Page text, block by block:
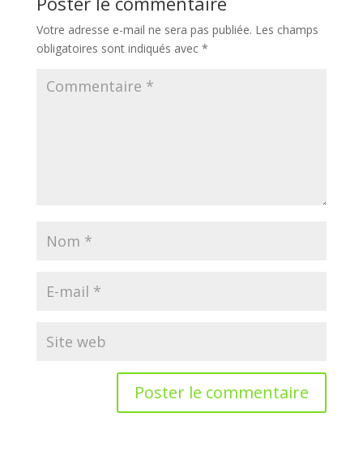
Votre adresse e-mail ne sera pas publiée. Les champs
obligatoires sont indiqués avec *